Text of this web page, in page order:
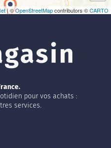
| ©OpenStreetMapcontributors ©CARTO
pour vos achats :
services.